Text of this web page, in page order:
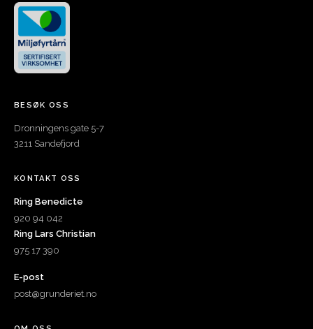
BESØK OSS
Dronningens gate 5-7
3211 Sandefjord
KONTAKT OSS
Ring Benedicte
920 94 042
Ring Lars Christian
975 17 390
E-post
post@grunderiet.no